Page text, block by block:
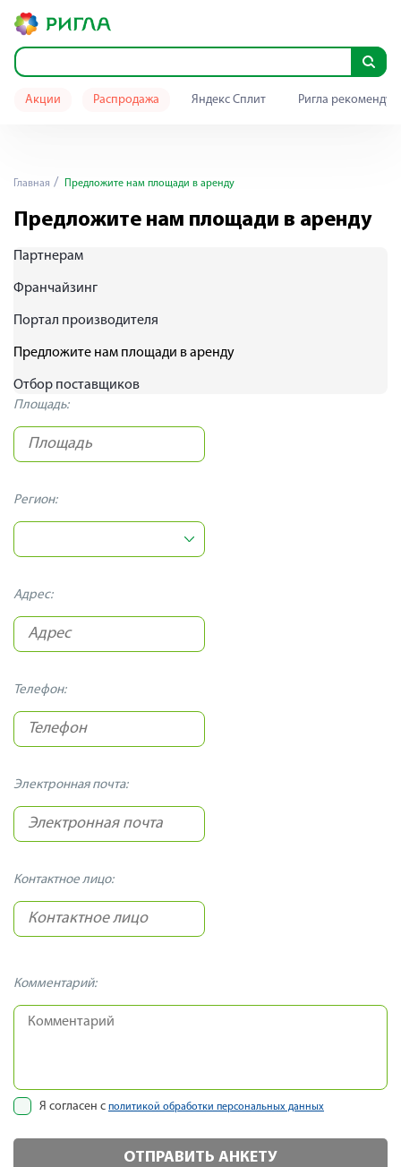
Акции Распродажа Яндекс Сплит Ригла
Главная Предложите нам площади в аренду
Предложите нам площади в аренду
Партнерам
Франчайзинг
Портал производителя
Предложите нам площади в аренду
Отбор поставщиков
Площадь:
Регион:
Адрес:
Телефон:
Электронная почта:
Контактное лицо:
Комментарий:
Я согласен с политикой обработки персональных данных
ОТПРАВИТЬ АНКЕТУ